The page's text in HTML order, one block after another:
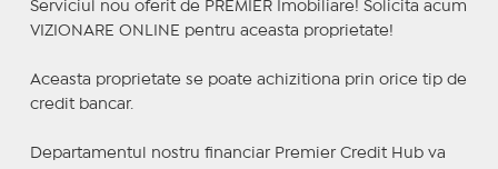
Serviciul nou oferit de PREMIER Imobiliare! Solicita acum
VIZIONARE ONLINE pentru aceasta proprietate!
Aceasta proprietate se poate achizitiona prin orice tip de
credit bancar.
Departamentul nostru financiar Premier Credit Hub va